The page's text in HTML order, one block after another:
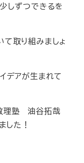
しずつできるを
取り組みましょ
デアが生まれて
理塾 油谷拓哉
した！